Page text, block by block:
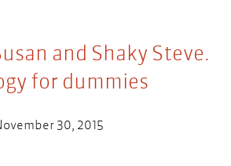
and Shaky Steve.
for dummies
30, 2015